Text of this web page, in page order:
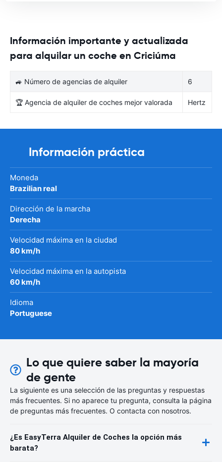
Información importante y actualizada
para alquilar un coche en Criciúma
🚙 Número de agencias de alquiler 6
🏆 Agencia de alquiler de coches mejor valorada Hertz
Información práctica
Moneda
Brazilian real
Dirección de la marcha
Derecha
Velocidad máxima en la ciudad
80 km/h
Velocidad máxima en la autopista
60 km/h
Idioma
Portuguese
Lo que quiere saber la mayoría
de gente
La siguiente es una selección de las preguntas y respuestas
más frecuentes. Si no aparece tu pregunta, consulta la página
de preguntas más frecuentes. O contacta con nosotros.
¿Es EasyTerra Alquiler de Coches la opción más
barata?